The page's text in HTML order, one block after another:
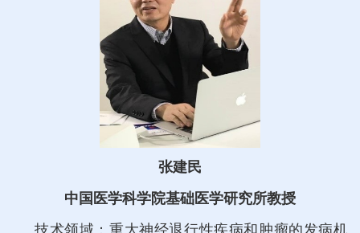
张建民
中国医学科学院基础医学研究所教授
技术领域：重大神经退行性疾病和肿瘤的发病机